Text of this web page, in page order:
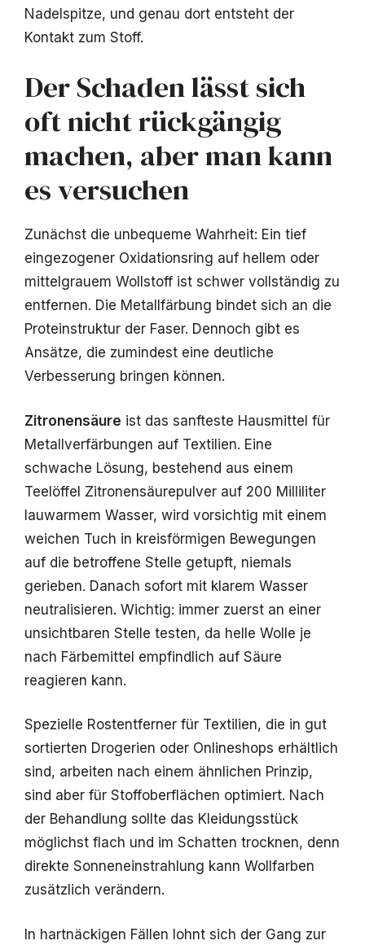
Nadelspitze, und genau dort entsteht der
Kontakt zum Stoff.
Der Schaden lässt sich
oft nicht rückgängig
machen, aber man kann
es versuchen
Zunächst die unbequeme Wahrheit: Ein tief
eingezogener Oxidationsring auf hellem oder
mittelgrauem Wollstoff ist schwer vollständig zu
entfernen. Die Metallfärbung bindet sich an die
Proteinstruktur der Faser. Dennoch gibt es
Ansätze, die zumindest eine deutliche
Verbesserung bringen können.
Zitronensäure ist das sanfteste Hausmittel für
Metallverfärbungen auf Textilien. Eine
schwache Lösung, bestehend aus einem
Teelöffel Zitronensäurepulver auf 200 Milliliter
lauwarmem Wasser, wird vorsichtig mit einem
weichen Tuch in kreisförmigen Bewegungen
auf die betroffene Stelle getupft, niemals
gerieben. Danach sofort mit klarem Wasser
neutralisieren. Wichtig: immer zuerst an einer
unsichtbaren Stelle testen, da helle Wolle je
nach Färbemittel empfindlich auf Säure
reagieren kann.
Spezielle Rostentferner für Textilien, die in gut
sortierten Drogerien oder Onlineshops erhältlich
sind, arbeiten nach einem ähnlichen Prinzip,
sind aber für Stoffoberflächen optimiert. Nach
der Behandlung sollte das Kleidungsstück
möglichst flach und im Schatten trocknen, denn
direkte Sonneneinstrahlung kann Wollfarben
zusätzlich verändern.
In hartnäckigen Fällen lohnt sich der Gang zur